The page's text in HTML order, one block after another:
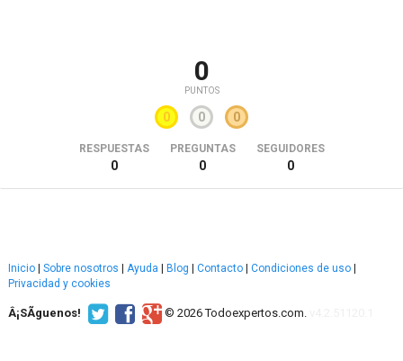
0
PUNTOS
0 0 0
RESPUESTAS
0
PREGUNTAS
0
SEGUIDORES
0
Inicio Sobre nosotros Ayuda Blog Contacto Condiciones de uso
Privacidad y cookies
Â¡SÃ­guenos! © 2026 Todoexpertos.com.